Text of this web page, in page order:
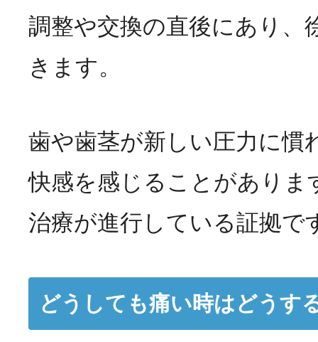
調整や交換の直後にあり、
きます。
歯や歯茎が新しい圧力に慣
快感を感じることがありま
治療が進行している証拠で
どうしても痛い時はどうす